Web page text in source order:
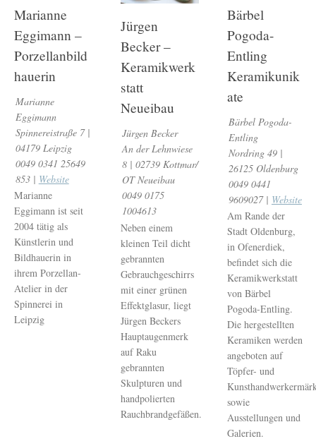
Marianne
Eggimann –
Porzellanbild
hauerin
Marianne
Eggimann
Spinnereistraße 7 |
04179 Leipzig
0049 0341 25649
853 | Website
Marianne
Eggimann ist seit
2004 tätig als
Künstlerin und
Bildhauerin in
ihrem Porzellan-
Atelier in der
Spinnerei in
Leipzig
Jürgen
Becker –
Keramikwerk
statt
Neueibau
Jürgen Becker
An der Lehnwiese
8 | 02739 Kottmar/
OT Neueibau
0049 0175
1004613
Neben einem
kleinen Teil dicht
gebrannten
Gebrauchgeschirrs
mit einer grünen
Effektglasur, liegt
Jürgen Beckers
Hauptaugenmerk
auf Raku
gebrannten
Skulpturen und
handpolierten
Rauchbrandgefäßen.
Bärbel
Pogoda-
Entling
Keramikunik
ate
Bärbel Pogoda-
Entling
Nordring 49 |
26125 Oldenburg
0049 0441
9609027 | Website
Am Rande der
Stadt Oldenburg,
in Ofenerdiek,
befindet sich die
Keramikwerkstatt
von Bärbel
Pogoda-Entling.
Die hergestellten
Keramiken werden
angeboten auf
Töpfer- und
sowie
Ausstellungen und
Galerien.